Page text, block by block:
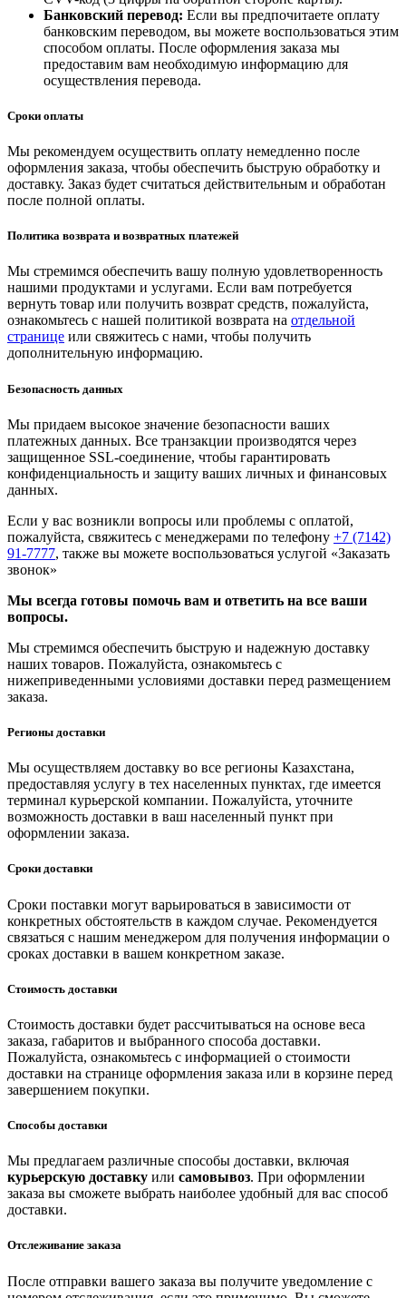
Банковский перевод: Если вы предпочитаете оплату
банковским переводом, вы можете воспользоваться этим
способом оплаты. После оформления заказа мы
предоставим вам необходимую информацию для
осуществления перевода.
Сроки оплаты
Мы рекомендуем осуществить оплату немедленно после
оформления заказа, чтобы обеспечить быструю обработку и
доставку. Заказ будет считаться действительным и обработан
после полной оплаты.
Политика возврата и возвратных платежей
Мы стремимся обеспечить вашу полную удовлетворенность
нашими продуктами и услугами. Если вам потребуется
вернуть товар или получить возврат средств, пожалуйста,
ознакомьтесь с нашей политикой возврата на отдельной
странице или свяжитесь с нами, чтобы получить
дополнительную информацию.
Безопасность данных
Мы придаем высокое значение безопасности ваших
платежных данных. Все транзакции производятся через
защищенное SSL-соединение, чтобы гарантировать
конфиденциальность и защиту ваших личных и финансовых
данных.
Если у вас возникли вопросы или проблемы с оплатой,
пожалуйста, свяжитесь с менеджерами по телефону +7 (7142)
91-7777, также вы можете воспользоваться услугой «Заказать
звонок»
Мы всегда готовы помочь вам и ответить на все ваши
вопросы.
Мы стремимся обеспечить быструю и надежную доставку
наших товаров. Пожалуйста, ознакомьтесь с
нижеприведенными условиями доставки перед размещением
заказа.
Регионы доставки
Мы осуществляем доставку во все регионы Казахстана,
предоставляя услугу в тех населенных пунктах, где имеется
терминал курьерской компании. Пожалуйста, уточните
возможность доставки в ваш населенный пункт при
оформлении заказа.
Сроки доставки
Сроки поставки могут варьироваться в зависимости от
конкретных обстоятельств в каждом случае. Рекомендуется
связаться с нашим менеджером для получения информации о
сроках доставки в вашем конкретном заказе.
Стоимость доставки
Стоимость доставки будет рассчитываться на основе веса
заказа, габаритов и выбранного способа доставки.
Пожалуйста, ознакомьтесь с информацией о стоимости
доставки на странице оформления заказа или в корзине перед
завершением покупки.
Способы доставки
Мы предлагаем различные способы доставки, включая
курьерскую доставку или самовывоз. При оформлении
заказа вы сможете выбрать наиболее удобный для вас способ
доставки.
Отслеживание заказа
После отправки вашего заказа вы получите уведомление с